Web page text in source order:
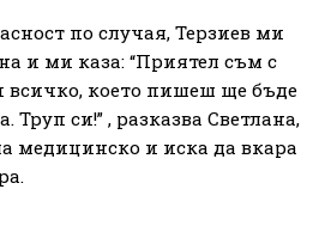
по случая, Терзиев ми
и ми каза: “Приятел съм с
всичко, което пишеш ще бъде
Труп си!” , разказва Светлана,
медицинско и иска да вкара